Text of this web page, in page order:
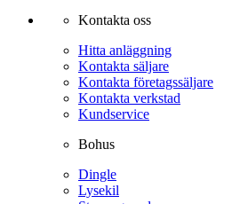
Kontakta oss
Hitta anläggning
Kontakta säljare
Kontakta företagssäljare
Kontakta verkstad
Kundservice
Bohus
Dingle
Lysekil